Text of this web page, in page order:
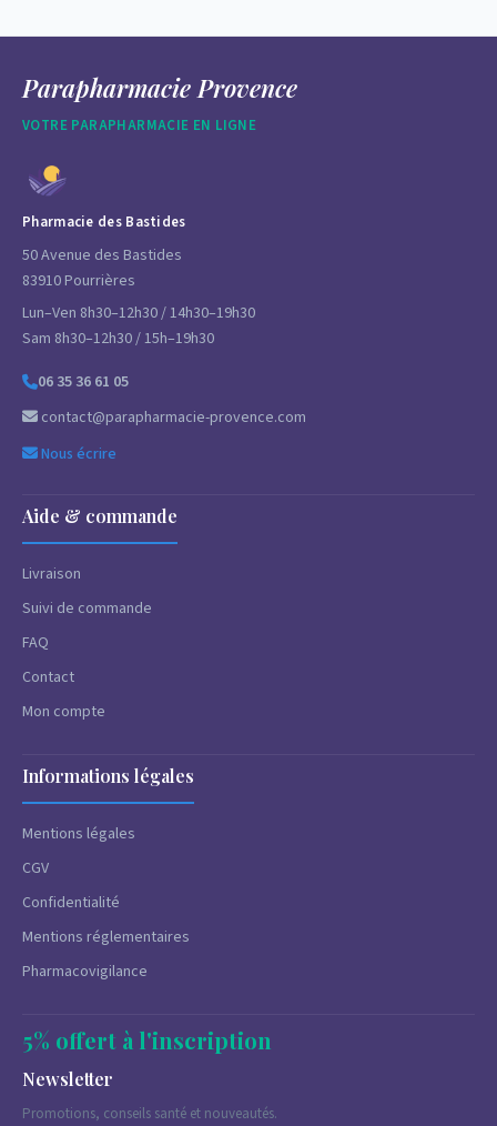
Parapharmacie Provence
VOTRE PARAPHARMACIE EN LIGNE
Pharmacie des Bastides
50 Avenue des Bastides
83910 Pourrières
Lun–Ven 8h30–12h30 / 14h30–19h30
Sam 8h30–12h30 / 15h–19h30
06 35 36 61 05
contact@parapharmacie-provence.com
Nous écrire
Aide & commande
Livraison
Suivi de commande
FAQ
Contact
Mon compte
Informations légales
Mentions légales
CGV
Confidentialité
Mentions réglementaires
Pharmacovigilance
5% offert à l'inscription
Newsletter
Promotions, conseils santé et nouveautés.